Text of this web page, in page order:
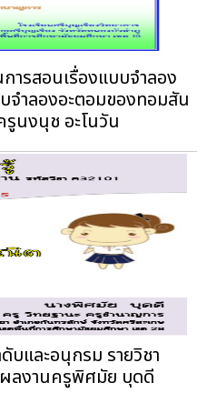
การสอนเรื่องแบบจำลอง
จำลองอะตอมของทอมสัน
นงนุช อะโนวัน
บและอนุกรม รายวิชา
ลงานครูพิศมัย บุดดี